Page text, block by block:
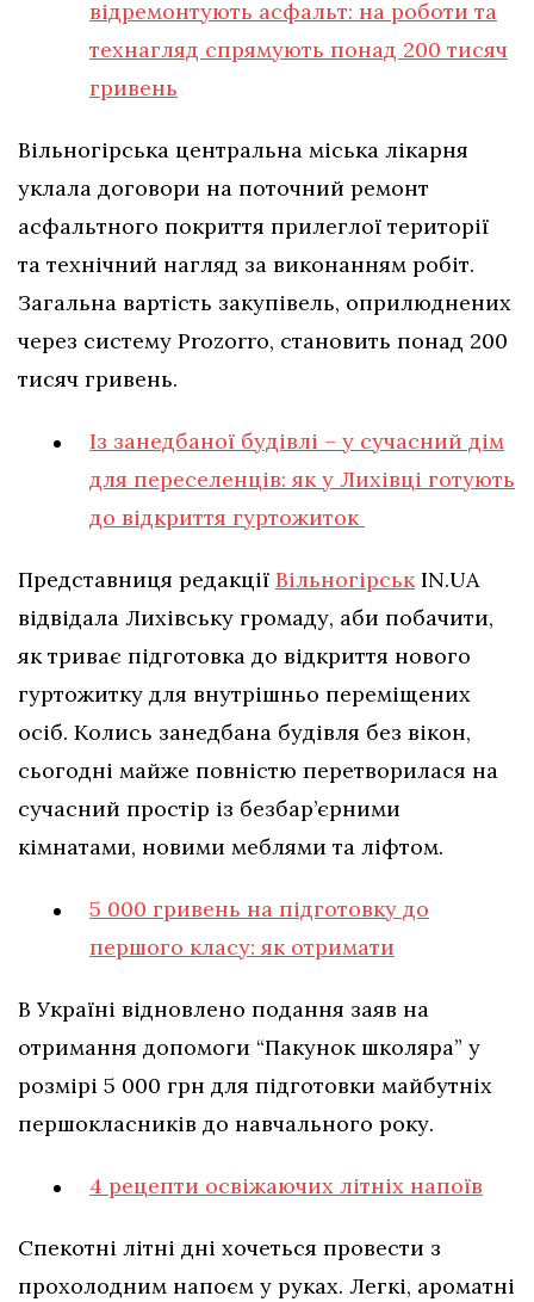
відремонтують асфальт: на роботи та
технагляд спрямують понад 200 тисяч
гривень
Вільногірська центральна міська лікарня
уклала договори на поточний ремонт
асфальтного покриття прилеглої території
та технічний нагляд за виконанням робіт.
Загальна вартість закупівель, оприлюднених
через систему Prozorro, становить понад 200
тисяч гривень.
Із занедбаної будівлі – у сучасний дім
для переселенців: як у Лихівці готують
до відкриття гуртожиток
Представниця редакції ВільногірськIN.UA
відвідала Лихівську громаду, аби побачити,
як триває підготовка до відкриття нового
гуртожитку для внутрішньо переміщених
осіб. Колись занедбана будівля без вікон,
сьогодні майже повністю перетворилася на
сучасний простір із безбар’єрними
кімнатами, новими меблями та ліфтом.
5 000 гривень на підготовку до
першого класу: як отримати
В Україні відновлено подання заяв на
отримання допомоги “Пакунок школяра” у
розмірі 5 000 грн для підготовки майбутніх
першокласників до навчального року.
4 рецепти освіжаючих літніх напоїв
Спекотні літні дні хочеться провести з
прохолодним напоєм у руках. Легкі, ароматні